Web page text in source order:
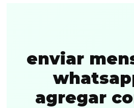
enviar
agregar